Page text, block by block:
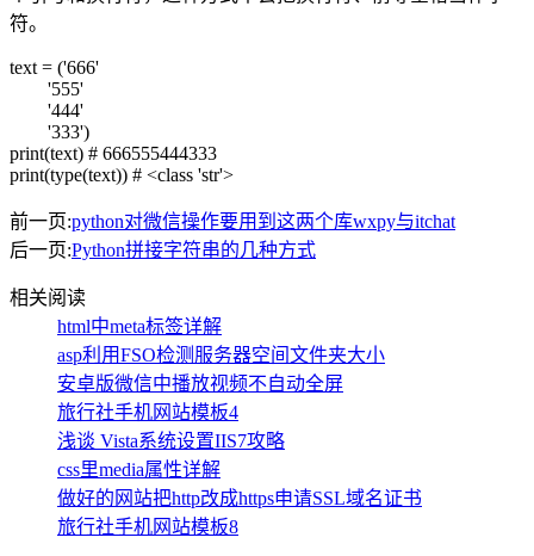
符。
text = ('666'
'555'
'444'
'333')
print(text) # 666555444333
print(type(text)) # <class 'str'>
前一页:python对微信操作要用到这两个库wxpy与itchat
后一页:Python拼接字符串的几种方式
相关阅读
html中meta标签详解
asp利用FSO检测服务器空间文件夹大小
安卓版微信中播放视频不自动全屏
旅行社手机网站模板4
浅谈 Vista系统设置IIS7攻略
css里media属性详解
做好的网站把http改成https申请SSL域名证书
旅行社手机网站模板8